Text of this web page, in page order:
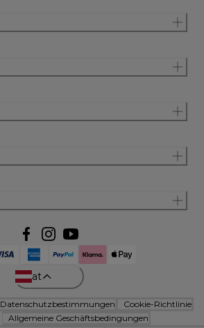
at
Datenschutzbestimmungen
Cookie-Richtlinie
Allgemeine Geschäftsbedingungen